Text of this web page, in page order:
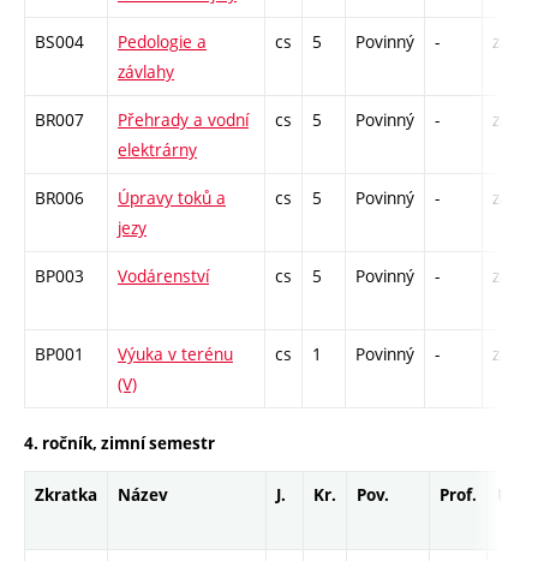
BS004
Pedologie a
závlahy
cs 5 Povinný - zá,zk
BR007
Přehrady a vodní
elektrárny
cs 5 Povinný - zá,zk
BR006
Úpravy toků a
jezy
cs 5 Povinný - zá,zk
BP003 Vodárenství cs 5 Povinný - zá,zk
BP001
Výuka v terénu
(V)
cs 1 Povinný - zá
4. ročník, zimní semestr
Zkratka Název J. Kr. Pov. Prof.